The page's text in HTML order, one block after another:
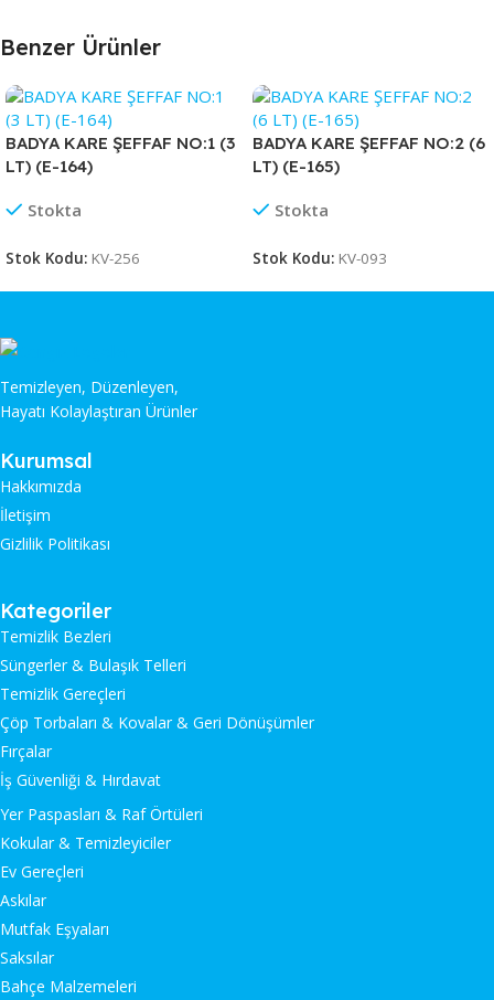
Benzer Ürünler
BADYA KARE ŞEFFAF NO:1 (3
LT) (E-164)
Stokta
Stok Kodu: KV-256
BADYA KARE ŞEFFAF NO:2 (6
LT) (E-165)
Stokta
Stok Kodu: KV-093
Temizleyen, Düzenleyen,
Hayatı Kolaylaştıran Ürünler
Kurumsal
Hakkımızda
İletişim
Gizlilik Politikası
Kategoriler
Temizlik Bezleri
Süngerler & Bulaşık Telleri
Temizlik Gereçleri
Çöp Torbaları & Kovalar & Geri Dönüşümler
Fırçalar
İş Güvenliği & Hırdavat
Yer Paspasları & Raf Örtüleri
Kokular & Temizleyiciler
Ev Gereçleri
Askılar
Mutfak Eşyaları
Saksılar
Bahçe Malzemeleri